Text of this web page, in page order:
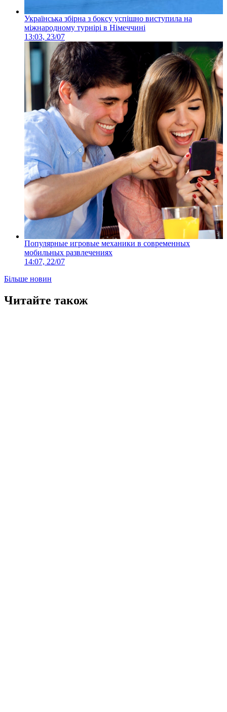
Українська збірна з боксу успішно виступила на
міжнародному турнірі в Німеччині
13:03, 23/07
Популярные игровые механики в современных
мобильных развлечениях
14:07, 22/07
Більше новин
Читайте також